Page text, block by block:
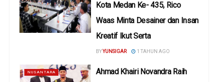
Kota Medan Ke- 435, Rico
Waas Minta Desainer dan Insan
Kreatif Ikut Serta
BYYUNSIGAR 1 TAHUN AGO
NUSANTARA
Ahmad Khairi Novandra Raih